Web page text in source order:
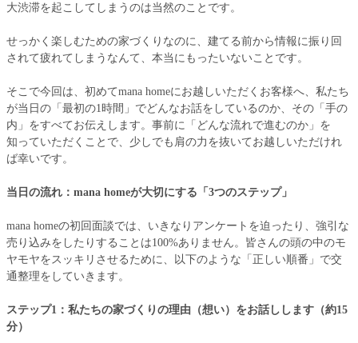
大渋滞を起こしてしまうのは当然のことです。
せっかく楽しむための家づくりなのに、建てる前から情報に振り回
されて疲れてしまうなんて、本当にもったいないことです。
そこで今回は、初めてmana homeにお越しいただくお客様へ、私たち
が当日の「最初の1時間」でどんなお話をしているのか、その「手の
内」をすべてお伝えします。事前に「どんな流れで進むのか」を
知っていただくことで、少しでも肩の力を抜いてお越しいただけれ
ば幸いです。
当日の流れ：mana homeが大切にする「3つのステップ」
mana homeの初回面談では、いきなりアンケートを迫ったり、強引な
売り込みをしたりすることは100%ありません。皆さんの頭の中のモ
ヤモヤをスッキリさせるために、以下のような「正しい順番」で交
通整理をしていきます。
ステップ1：私たちの家づくりの理由（想い）をお話しします（約15
分）